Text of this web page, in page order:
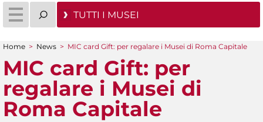
TUTTI I MUSEI
Tu sei qui
Home > News > MIC card Gift: per regalare i Musei di Roma Capitale
MIC card Gift: per
regalare i Musei di
Roma Capitale